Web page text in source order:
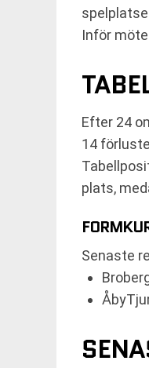
Inför
Efter 24
14
plats,
Senaste